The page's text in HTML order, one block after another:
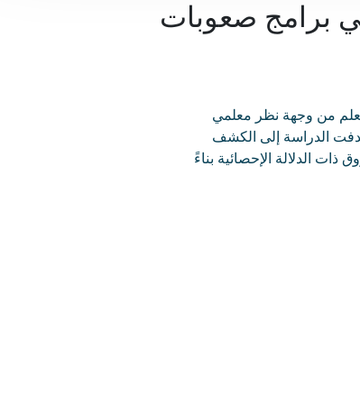
برامج صعوبات
من وجهة نظر معلمي
الدراسة إلى الكشف
الدلالة الإحصائية بناءً